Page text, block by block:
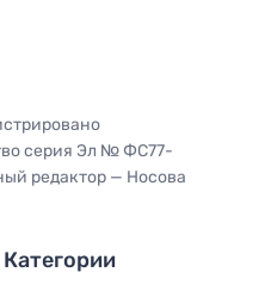
серия Эл № ФС77-
редактор — Носова
Категории